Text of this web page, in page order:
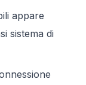
appare
sistema di